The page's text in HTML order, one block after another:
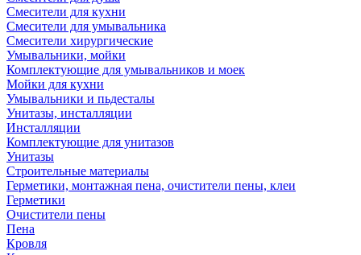
Смесители для кухни
Смесители для умывальника
Смесители хирургические
Умывальники, мойки
Комплектующие для умывальников и моек
Мойки для кухни
Умывальники и пьдесталы
Унитазы, инсталляции
Инсталляции
Комплектующие для унитазов
Унитазы
Строительные материалы
Герметики, монтажная пена, очистители пены, клеи
Герметики
Очистители пены
Пена
Кровля